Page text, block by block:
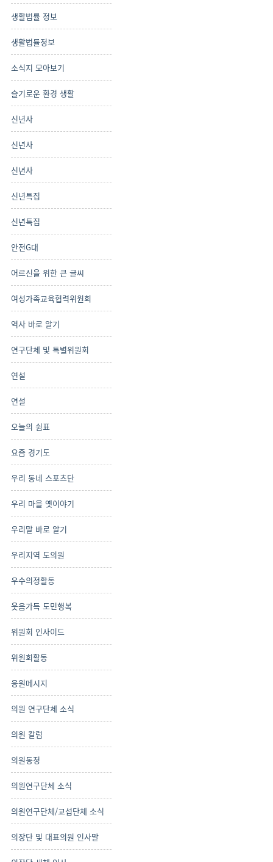
생활법률 정보
생활법률정보
소식지 모아보기
슬기로운 환경 생활
신년사
신년사
신년사
신년특집
신년특집
안전G대
어르신을 위한 큰 글씨
여성가족교육협력위원회
역사 바로 알기
연구단체 및 특별위원회
연설
연설
오늘의 쉼표
요즘 경기도
우리 동네 스포츠단
우리 마을 옛이야기
우리말 바로 알기
우리지역 도의원
우수의정활동
웃음가득 도민행복
위원회 인사이드
위원회활동
응원메시지
의원 연구단체 소식
의원 칼럼
의원동정
의원연구단체 소식
의원연구단체/교섭단체 소식
의장단 및 대표의원 인사말